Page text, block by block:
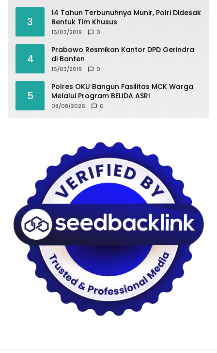
3
14 Tahun Terbunuhnya Munir, Polri Didesak
Bentuk Tim Khusus
16/03/2019 0
4
Prabowo Resmikan Kantor DPD Gerindra
di Banten
16/03/2019 0
5
Polres OKU Bangun Fasilitas MCK Warga
Melalui Program BELIDA ASRI
08/08/2026 0